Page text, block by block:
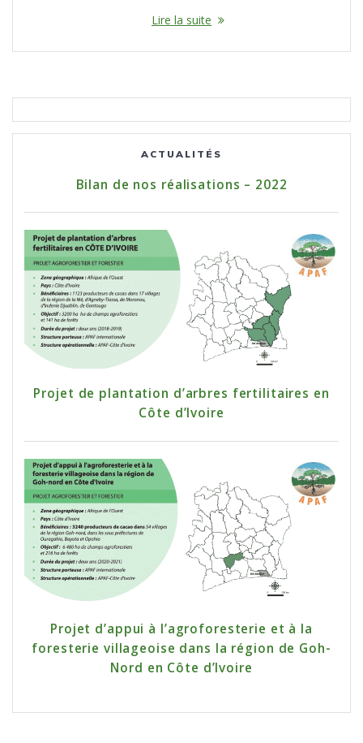
Lire la suite
ACTUALITÉS
Bilan de nos réalisations – 2022
Projet de plantation d’arbres fertilitaires en
Côte d’Ivoire
Projet d’appui à l’agroforesterie et à la
foresterie villageoise dans la région de Goh-
Nord en Côte d’Ivoire